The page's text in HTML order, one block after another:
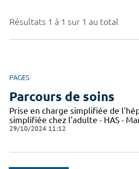
Résultats 1 à 1 sur 1 au total
PAGES
Parcours de soins
Prise en charge simplifiée de
simplifiée chez l'adulte - HAS -
29/10/2024 11:12